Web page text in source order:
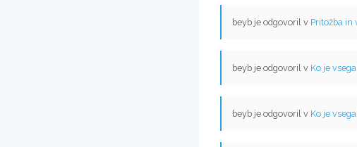
beyb je odgovoril v Pritožba in
beyb je odgovoril v Ko je
beyb je odgovoril v Ko je